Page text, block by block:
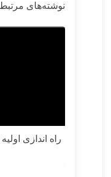
نوشته‌های مرتبط
راه اندازی